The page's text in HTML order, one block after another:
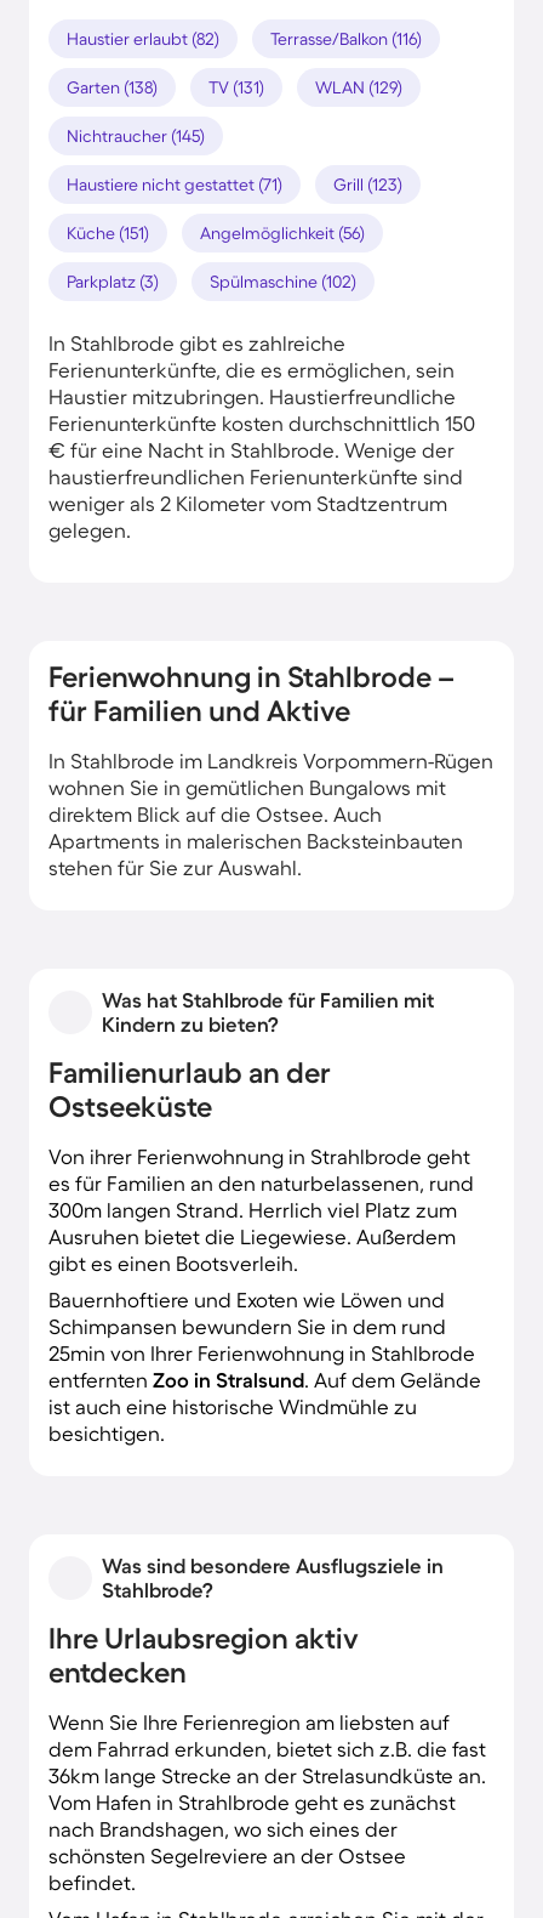
Haustier erlaubt (82) Terrasse/Balkon (116)
Garten (138) TV (131) WLAN (129)
Nichtraucher (145)
Haustiere nicht gestattet (71) Grill (123)
Küche (151) Angelmöglichkeit (56)
Parkplatz (3) Spülmaschine (102)
In Stahlbrode gibt es zahlreiche
Ferienunterkünfte, die es ermöglichen, sein
Haustier mitzubringen. Haustierfreundliche
Ferienunterkünfte kosten durchschnittlich 150
€ für eine Nacht in Stahlbrode. Wenige der
haustierfreundlichen Ferienunterkünfte sind
weniger als 2 Kilometer vom Stadtzentrum
gelegen.
Ferienwohnung in Stahlbrode –
für Familien und Aktive
In Stahlbrode im Landkreis Vorpommern-Rügen
wohnen Sie in gemütlichen Bungalows mit
direktem Blick auf die Ostsee. Auch
Apartments in malerischen Backsteinbauten
stehen für Sie zur Auswahl.
Was hat Stahlbrode für Familien mit
Kindern zu bieten?
Familienurlaub an der
Ostseeküste
Von ihrer Ferienwohnung in Strahlbrode geht
es für Familien an den naturbelassenen, rund
300m langen Strand. Herrlich viel Platz zum
Ausruhen bietet die Liegewiese. Außerdem
gibt es einen Bootsverleih.
Bauernhoftiere und Exoten wie Löwen und
Schimpansen bewundern Sie in dem rund
25min von Ihrer Ferienwohnung in Stahlbrode
entfernten Zoo in Stralsund. Auf dem Gelände
ist auch eine historische Windmühle zu
besichtigen.
Was sind besondere Ausflugsziele in
Stahlbrode?
Ihre Urlaubsregion aktiv
entdecken
Wenn Sie Ihre Ferienregion am liebsten auf
dem Fahrrad erkunden, bietet sich z.B. die fast
36km lange Strecke an der Strelasundküste an.
Vom Hafen in Strahlbrode geht es zunächst
nach Brandshagen, wo sich eines der
schönsten Segelreviere an der Ostsee
befindet.